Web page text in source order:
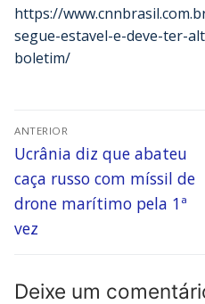
https://
segue-estavel-e-deve-ter-
boletim/
ANTERIOR
Ucrânia diz que abateu
caça russo com míssil de
drone marítimo pela 1ª
vez
Deixe um